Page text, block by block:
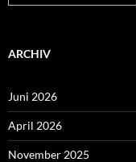
ARCHIV
Juni 2026
April 2026
November 2025